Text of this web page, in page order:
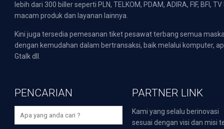
lebih dari 300 biller seperti PLN, TELKOM, PDAM, ADIRA, FIF,
macam produk dan layanan lainnya.
Kini juga tersedia pemesanan tiket pesawat terbang semua
dengan kemudahan dalam bertransaksi, baik melalui komputer,
Gtalk dll.
PENCARIAN PARTNER LINK
Kami yang selalu berinovasi
sesuai dengan visi dan misi